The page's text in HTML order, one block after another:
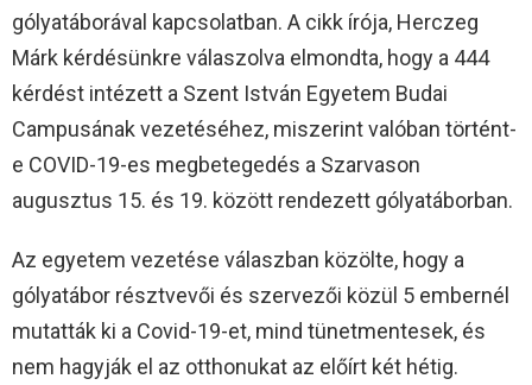
gólyatáborával kapcsolatban. A cikk írója, Herczeg
Márk kérdésünkre válaszolva elmondta, hogy a 444
kérdést intézett a Szent István Egyetem Budai
Campusának vezetéséhez, miszerint valóban történt-
e COVID-19-es megbetegedés a Szarvason
augusztus 15. és 19. között rendezett gólyatáborban.
Az egyetem vezetése válaszban közölte, hogy a
gólyatábor résztvevői és szervezői közül 5 embernél
mutatták ki a Covid-19-et, mind tünetmentesek, és
nem hagyják el az otthonukat az előírt két hétig.